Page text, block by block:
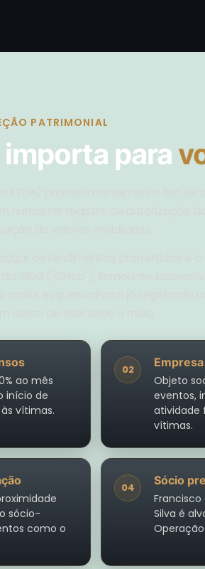
PATRIMONIAL
para
ao mês
início de
vítimas.
02
Objeto
eventos,
atividade
vítimas.
sócio-
como o
04
Sócio
Francisco
Silva é